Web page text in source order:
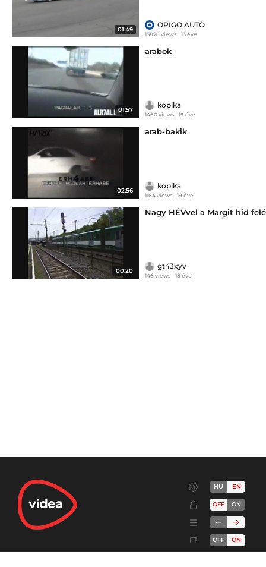
01:49
ORIGO AUTÓ
15878 views 13 éve
01:57
arabok
kopika
1460 views 19 éve
02:56
arab-bakik
kopika
1164 views 19 éve
00:20
Nagy HÉVvel a Margit hid felé
gt43xyv
146 views 18 éve
HU EN
OFF ON
OFF ON